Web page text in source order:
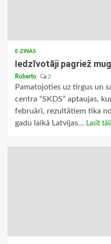
E-ZIŅAS
Iedzīvotāji pagriež
Roberto 2
Pamatojoties uz tirgus un
centra “SKDS” aptaujas,
februārī, rezultātiem tika
gadu laikā Latvijas... Lasīt